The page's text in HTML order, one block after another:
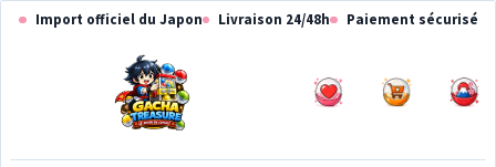
Aller
Aller Import officiel du Japon Livraison 24/48h Paiement sécurisé